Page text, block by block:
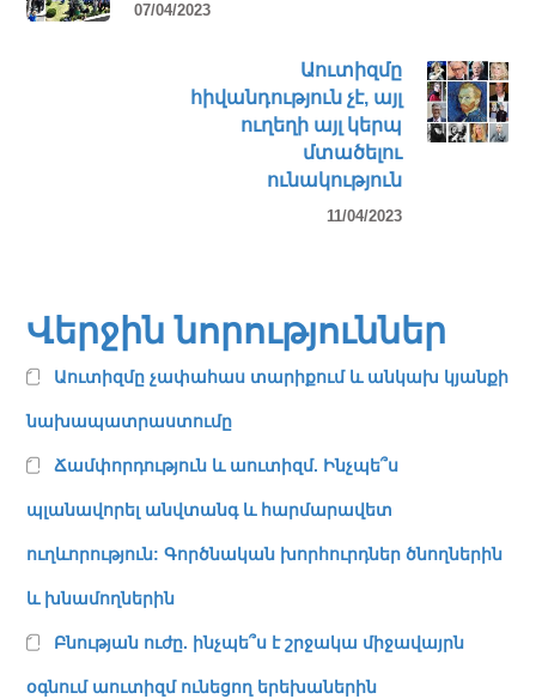
07/04/2023
Աուտիզմը
հիվանդություն չէ, այլ
ուղեղի այլ կերպ
մտածելու
ունակություն
11/04/2023
Վերջին նորություններ
Աուտիզմը չափահաս տարիքում և անկախ կյանքի
նախապատրաստումը
Ճամփորդություն և աուտիզմ. Ինչպե՞ս
պլանավորել անվտանգ և հարմարավետ
ուղևորություն: Գործնական խորհուրդներ ծնողներին
և խնամողներին
Բնության ուժը. ինչպե՞ս է շրջակա միջավայրն
օգնում աուտիզմ ունեցող երեխաներին